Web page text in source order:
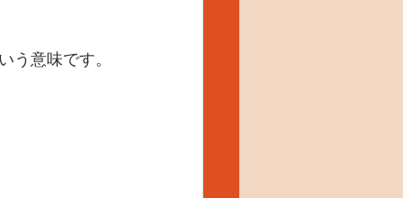
う意味です。